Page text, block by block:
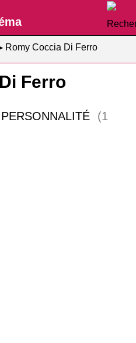
Romy Coccia Di Ferro
Ferro
(1